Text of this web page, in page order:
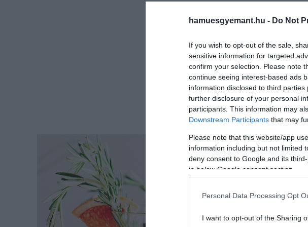
hamuesgyemant.hu - Do Not
If you wish to opt-out of the sale,
sensitive information for targeted
confirm your selection. Please note
continue seeing interest-based ads
information disclosed to third
further disclosure of your personal
participants. This information may
Downstream Participants that may
Please note that this website/app
information including but not limited
deny consent to Google and its
in below Google consent section.
Personal Data Processing Opt
I want to opt-out of the Sharing